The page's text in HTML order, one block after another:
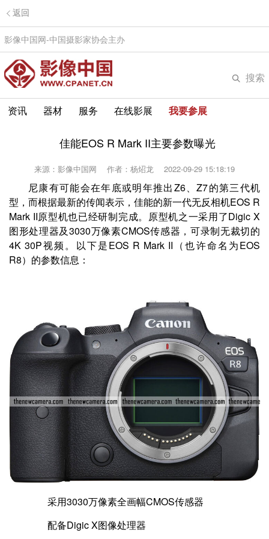
返回
影像中国网-中国摄影家协会主办
搜索
资讯 器材 服务 在线影展 我要参展
佳能EOS R Mark II主要参数曝光
来源：影像中国网 作者：杨炤龙 2022-09-29 15:18:19
尼康有可能会在年底或明年推出Z6、Z7的第三代机
型，而根据最新的传闻表示，佳能的新一代无反相机EOS R
Mark II原型机也已经研制完成。原型机之一采用了Digic X
图形处理器及3030万像素CMOS传感器，可录制无裁切的
4K 30P视频。以下是EOS R Mark II（也许命名为EOS
R8）的参数信息：
采用3030万像素全画幅CMOS传感器
配备Digic X图像处理器